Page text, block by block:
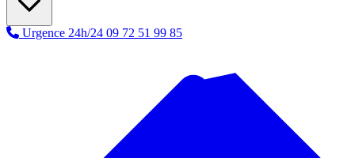
Urgence 24h/24 09 72 51 99 85